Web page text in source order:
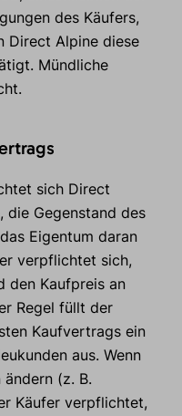
des Käufers,
Direct Alpine diese
Mündliche
sich Direct
die Gegenstand des
Eigentum daran
verpflichtet sich,
den Kaufpreis an
Regel füllt der
Kaufvertrags ein
aus. Wenn
(z. B.
Käufer verpflichtet,